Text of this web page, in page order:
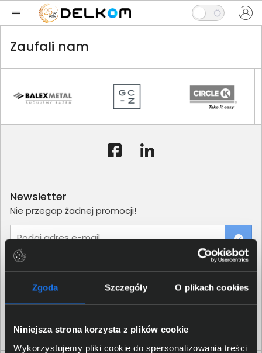
Zgoda Szczegóły O plikach cookies
Niniejsza strona korzysta z plików cookie
Wykorzystujemy pliki cookie do spersonalizowania treści
Zaufali nam
Dla Firm i Instytucji
Newsletter
Nie przegap żadnej promocji!
Podaj adres e-mail